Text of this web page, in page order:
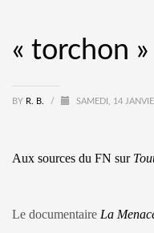
« torchon »
BY R. B. / SAMEDI, 14
Aux sources du FN sur
Le documentaire La